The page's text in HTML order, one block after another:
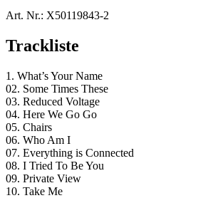
Art. Nr.: X50119843-2
Trackliste
1. What’s Your Name
02. Some Times These
03. Reduced Voltage
04. Here We Go Go
05. Chairs
06. Who Am I
07. Everything is Connected
08. I Tried To Be You
09. Private View
10. Take Me